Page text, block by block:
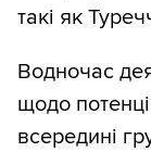
такі як
Водночас
щодо
всередині